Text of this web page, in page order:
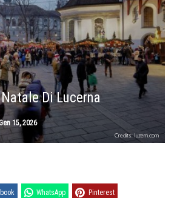
Di Lucerna
15, 2026
Credits: luzern.com
WhatsApp Pinterest